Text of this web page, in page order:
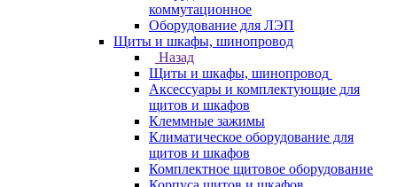
коммутационное
Оборудование для ЛЭП
Щиты и шкафы, шинопровод
Назад
Щиты и шкафы, шинопровод
Аксессуары и комплектующие для
щитов и шкафов
Клеммные зажимы
Климатическое оборудование для
щитов и шкафов
Комплектное щитовое оборудование